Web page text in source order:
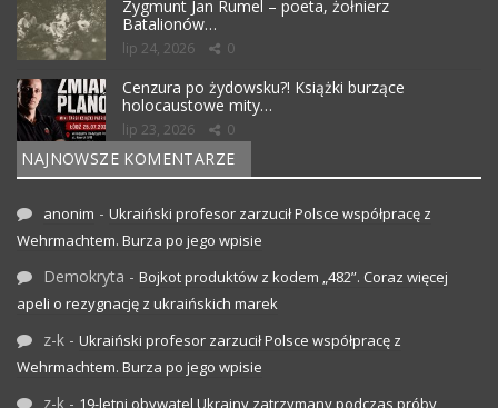
Zygmunt Jan Rumel – poeta, żołnierz
Batalionów…
lip 24, 2026 0
Cenzura po żydowsku?! Książki burzące
holocaustowe mity…
lip 23, 2026 0
NAJNOWSZE KOMENTARZE
anonim - Ukraiński profesor zarzucił Polsce współpracę z
Wehrmachtem. Burza po jego wpisie
Demokryta - Bojkot produktów z kodem „482”. Coraz więcej
apeli o rezygnację z ukraińskich marek
z-k - Ukraiński profesor zarzucił Polsce współpracę z
Wehrmachtem. Burza po jego wpisie
z-k - 19-letni obywatel Ukrainy zatrzymany podczas próby